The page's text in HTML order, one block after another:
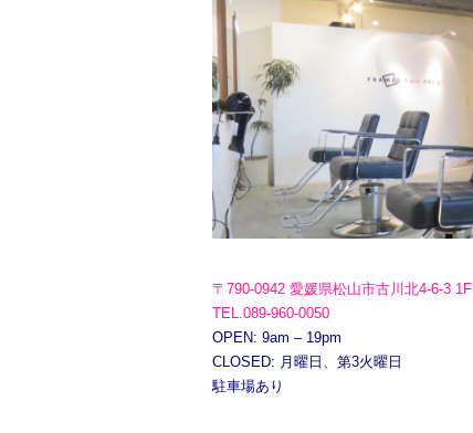
〒790-0942 愛媛県松山市古川北4-6-3 1F
TEL.089-960-0050
OPEN: 9am – 19pm
CLOSED: 月曜日、第3火曜日
駐車場あり